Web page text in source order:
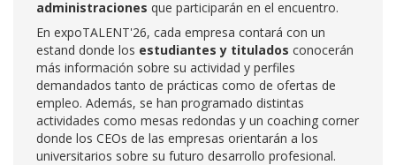
administraciones que participarán en el encuentro.
En expoTALENT'26, cada empresa contará con un
estand donde los estudiantes y titulados conocerán
más información sobre su actividad y perfiles
demandados tanto de prácticas como de ofertas de
empleo. Además, se han programado distintas
actividades como mesas redondas y un coaching corner
donde los CEOs de las empresas orientarán a los
universitarios sobre su futuro desarrollo profesional.